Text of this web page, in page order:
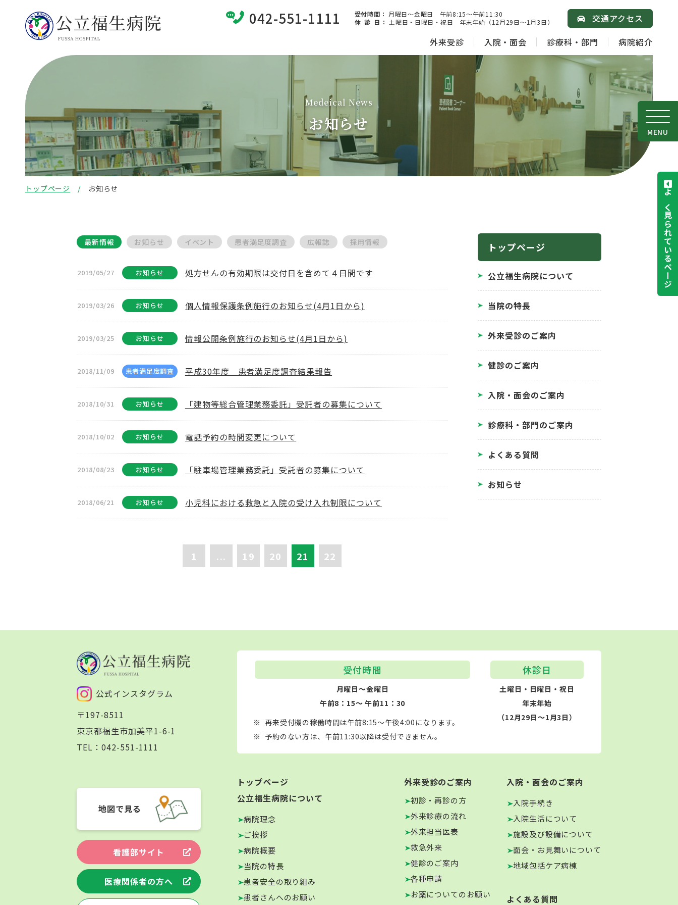
042-551-1111 受付時間： 月曜日～金曜日 午前8:15～午前11:30
休 診 日 ： 土曜日・日曜日・祝日 年末年始（12月29日～1月3日）
交通アクセス
外来受診
入院・面会 診療科・部門 病院紹介
MENU
よく見られているページ
Medeical News
お知らせ
トップページ お知らせ
最新情報 お知らせ イベント 患者満足度調査 広報誌 採用情報
2019/05/27 お知らせ 処方せんの有効期限は交付日を含めて４日間です
2019/03/26 お知らせ 個人情報保護条例施行のお知らせ(4月1日から)
2019/03/25 お知らせ 情報公開条例施行のお知らせ(4月1日から)
2018/11/09 患者満足度調査 平成30年度 患者満足度調査結果報告
2018/10/31 お知らせ 「建物等総合管理業務委託」受託者の募集について
2018/10/02 お知らせ 電話予約の時間変更について
2018/08/23 お知らせ 「駐車場管理業務委託」受託者の募集について
2018/06/21 お知らせ 小児科における救急と入院の受け入れ制限について
1 ... 19 20 21 22
トップページ
公立福生病院について
当院の特長
外来受診のご案内
健診のご案内
入院・面会のご案内
診療科・部門のご案内
よくある質問
お知らせ
公式インスタグラム
〒197-8511
東京都福生市加美平1-6-1
TEL： 042-551-1111
地図で見る
看護部サイト
医療関係者の方へ
受付時間
月曜日～金曜日
午前8：15～ 午前11：30
再来受付機の稼働時間は午前8:15～午後4:00になります。
予約のない方は、午前11:30以降は受付できません。
休診日
土曜日・日曜日・祝日
年末年始
（12月29日～1月3日）
トップページ
公立福生病院について
病院理念
ご挨拶
病院概要
当院の特長
患者安全の取り組み
患者さんへのお願い
外来受診のご案内
初診・再診の方
外来診療の流れ
外来担当医表
救急外来
健診のご案内
各種申請
お薬についてのお願い
入院・面会のご案内
入院手続き
入院生活について
施設及び設備について
面会・お見舞いについて
地域包括ケア病棟
よくある質問